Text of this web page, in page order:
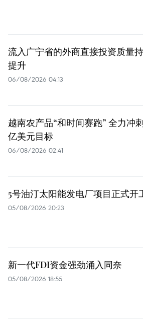
流入广宁省的外商直接投资质量
提升
06/08/2026 04:13
越南农产品“和时间赛跑” 全力冲
亿美元目标
06/08/2026 02:41
5号油汀太阳能发电厂项目正式开
05/08/2026 20:23
新一代FDI资金强劲涌入同奈
05/08/2026 18:55